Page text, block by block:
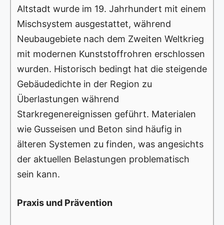
Altstadt wurde im 19. Jahrhundert mit einem
Mischsystem ausgestattet, während
Neubaugebiete nach dem Zweiten Weltkrieg
mit modernen Kunststoffrohren erschlossen
wurden. Historisch bedingt hat die steigende
Gebäudedichte in der Region zu
Überlastungen während
Starkregenereignissen geführt. Materialen
wie Gusseisen und Beton sind häufig in
älteren Systemen zu finden, was angesichts
der aktuellen Belastungen problematisch
sein kann.
Praxis und Prävention